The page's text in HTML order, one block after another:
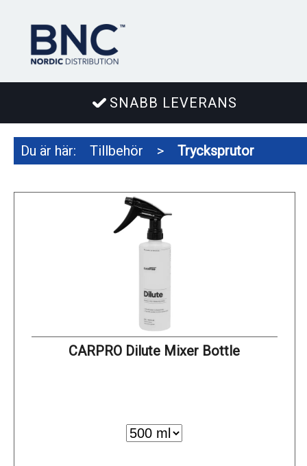
SNABB LEVERANS
Du är här: Tillbehör > Trycksprutor
CARPRO Dilute Mixer Bottle